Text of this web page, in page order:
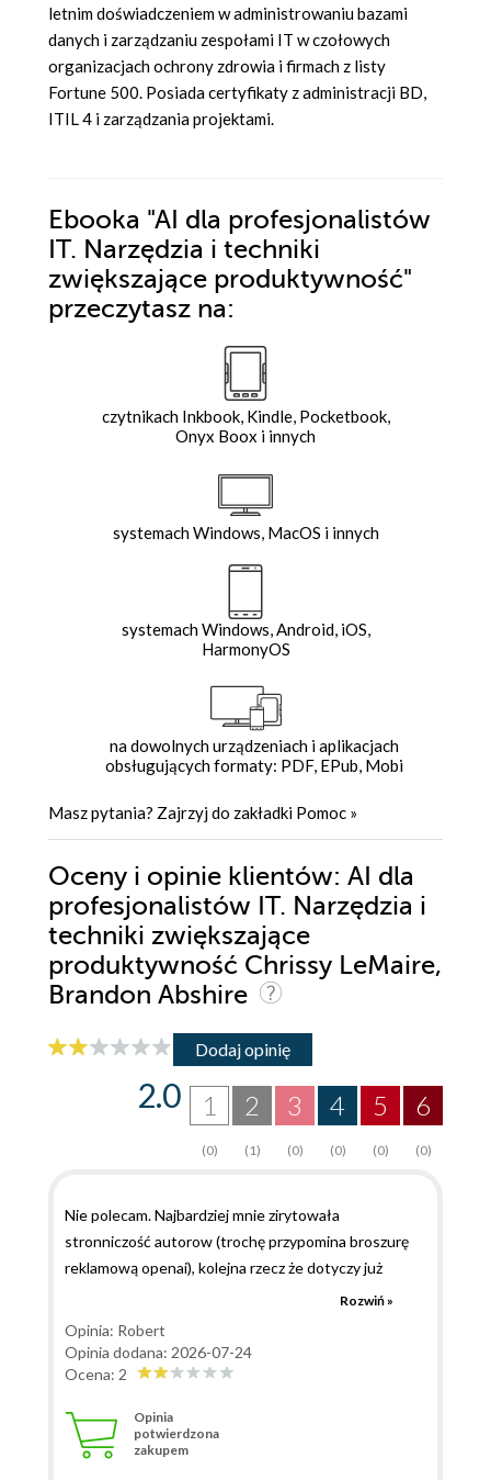
letnim doświadczeniem w administrowaniu bazami
danych i zarządzaniu zespołami IT w czołowych
organizacjach ochrony zdrowia i firmach z listy
Fortune 500. Posiada certyfikaty z administracji BD,
ITIL 4 i zarządzania projektami.
Ebooka "AI dla profesjonalistów
IT. Narzędzia i techniki
zwiększające produktywność"
przeczytasz na:
czytnikach Inkbook, Kindle, Pocketbook,
Onyx Boox i innych
systemach Windows, MacOS i innych
systemach Windows, Android, iOS,
HarmonyOS
na dowolnych urządzeniach i aplikacjach
obsługujących formaty: PDF, EPub, Mobi
Masz pytania? Zajrzyj do zakładki Pomoc »
Oceny i opinie klientów: AI dla
profesjonalistów IT. Narzędzia i
techniki zwiększające
produktywność Chrissy LeMaire,
Brandon Abshire
Dodaj opinię
6
(0)
5
(0)
4
(0)
3
(0)
2
(1)
1
(0)
2.0
Nie polecam. Najbardziej mnie zirytowała
stronniczość autorow (trochę przypomina broszurę
reklamową openai), kolejna rzecz że dotyczy już
przestarzałych modeli i podejścia w ai (tu w zasadzie z
raczej opis dla ludzi początkujących, nie mających nic
wspolnego z ai niż profesjonalistow.
Rozwiń »
Opinia: Robert
Opinia dodana: 2026-07-24
Ocena: 2
Opinia
potwierdzona
zakupem